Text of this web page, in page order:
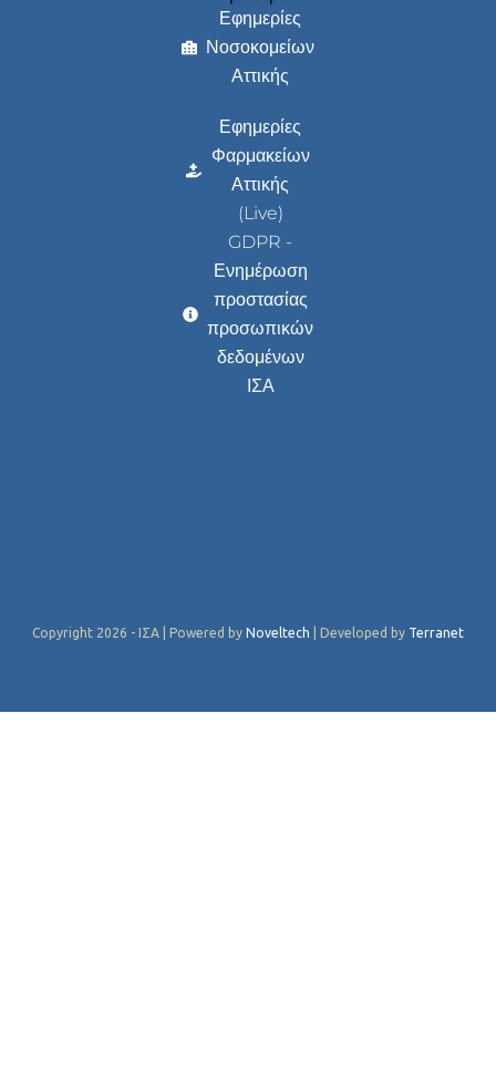
Εφημερίες
Νοσοκομείων
Αττικής
Εφημερίες
Φαρμακείων
Αττικής
(Live)
GDPR -
Ενημέρωση
προστασίας
προσωπικών
δεδομένων
ΙΣΑ
Copyright 2026 - ΙΣΑ | Powered by Noveltech | Developed by Terranet